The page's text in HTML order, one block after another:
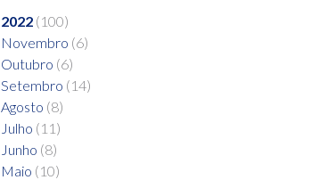
2022 (100)
Novembro (6)
Outubro (6)
Setembro (14)
Agosto (8)
Julho (11)
Junho (8)
Maio (10)